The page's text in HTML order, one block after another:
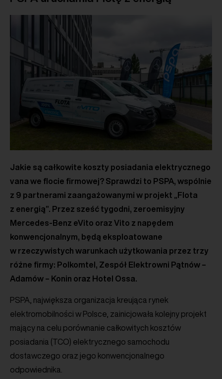
Jakie są całkowite koszty posiadania elektrycznego
vana we flocie firmowej? Sprawdzi to PSPA, wspólnie
z 9 partnerami zaangażowanymi w projekt „Flota
z energią”. Przez sześć tygodni, zeroemisyjny
Mercedes-Benz eVito oraz Vito z napędem
konwencjonalnym, będą eksploatowane
w rzeczywistych warunkach użytkowania przez trzy
różne firmy: Polkomtel, Zespół Elektrowni Pątnów –
Adamów – Konin oraz Hotel Ossa.
PSPA, największa organizacja kreująca rynek
elektromobilności w Polsce, zainicjowała kolejny projekt
mający na celu porównanie całkowitych kosztów
posiadania (TCO) elektrycznego samochodu
dostawczego oraz jego konwencjonalnego
odpowiednika.